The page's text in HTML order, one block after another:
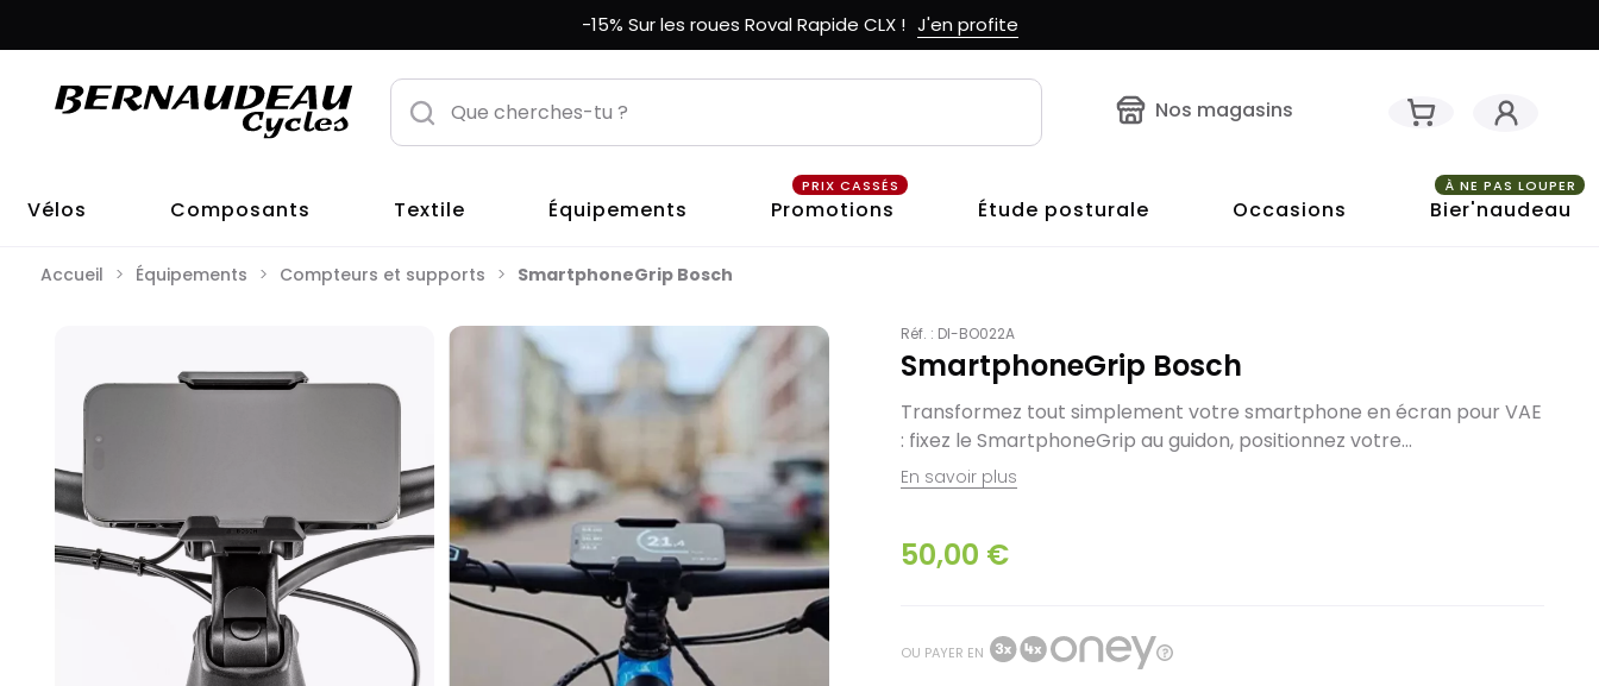
-15% Sur les roues Roval Rapide CLX ! J'en profite
Nos magasins
Vélos Composants Textile Équipements Promotions
PRIX CASSÉS
Étude posturale Occasions Bier'naudeau
À NE PAS LOUPER
Accueil Équipements Compteurs et supports SmartphoneGrip Bosch
Réf. : DI-BO022A
SmartphoneGrip Bosch
Transformez tout simplement votre smartphone en écran pour VAE
: fixez le SmartphoneGrip au guidon, positionnez votre...
En savoir plus
50,00 €
OU PAYER EN